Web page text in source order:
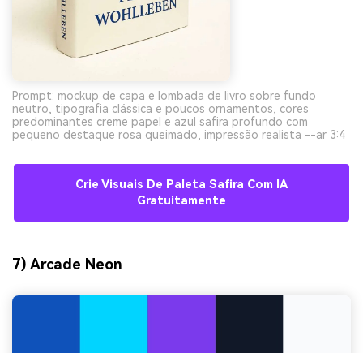
Prompt: mockup de capa e lombada de livro sobre fundo
neutro, tipografia clássica e poucos ornamentos, cores
predominantes creme papel e azul safira profundo com
pequeno destaque rosa queimado, impressão realista --ar 3:4
Crie Visuais De Paleta Safira Com IA
Gratuitamente
7) Arcade Neon